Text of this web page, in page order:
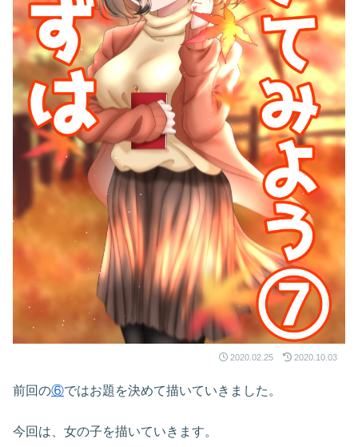
2020.02.25 2020.10.03
前回の⑥ではお題を決めて描いていきました。
今回は、女の子を描いていきます。